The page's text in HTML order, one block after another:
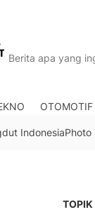
OTOMOTIF
IndonesiaPhoto
TOPIK